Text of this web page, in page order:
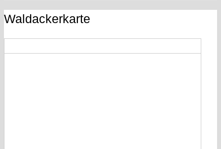
Waldackerkarte